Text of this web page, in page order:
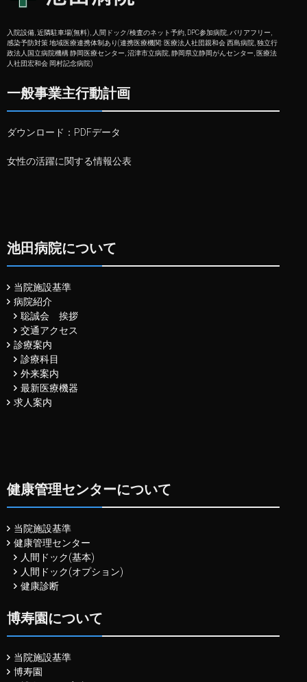
入院設備, 近隣駐車場(無料), 人間ドック/検査のネット予約, DPC参加病院, バリアフリー,
感染予防対策 地域医療連携体制あり(連携医療機関: 医療法人社団親和会 西島病院, 独立行
政法人国立病院機構 静岡医療センター, 沼津市立病院, 静岡県立静岡がんセンター, 医療法
人社団宏和会 岡村記念病院)
一般事業主行動計画
ダウンロード： PDFデータ
女性の活躍に関する情報公表
池田病院について
当院施設基準
病院紹介
聡誠会 挨拶
交通アクセス
診療案内
診療科目
外来案内
最新医療機器
求人案内
健康管理センターについて
当院施設基準
健康管理センター
人間ドック(基本)
人間ドック(オプション)
健康診断
博寿園について
当院施設基準
博寿園